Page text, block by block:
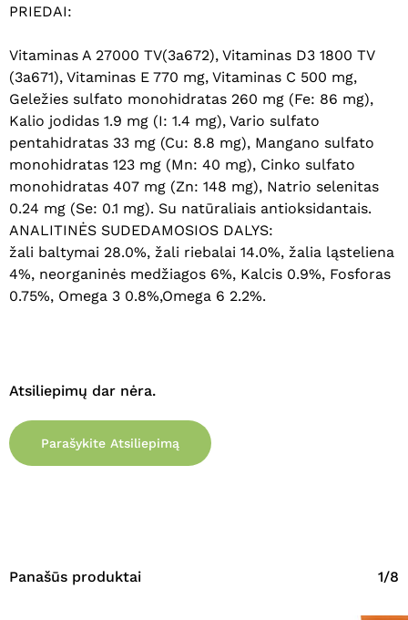
Krepšelyje nėra produktų.
Eiti Į Parduotuvę
PRIEDAI:
Vitaminas A 27000 TV(3a672), Vitaminas D3 1800 TV
(3a671), Vitaminas E 770 mg, Vitaminas C 500 mg,
Geležies sulfato monohidratas 260 mg (Fe: 86 mg),
Kalio jodidas 1.9 mg (I: 1.4 mg), Vario sulfato
pentahidratas 33 mg (Cu: 8.8 mg), Mangano sulfato
monohidratas 123 mg (Mn: 40 mg), Cinko sulfato
monohidratas 407 mg (Zn: 148 mg), Natrio selenitas
0.24 mg (Se: 0.1 mg). Su natūraliais antioksidantais.
ANALITINĖS SUDEDAMOSIOS DALYS:
žali baltymai 28.0%, žali riebalai 14.0%, žalia ląsteliena
4%, neorganinės medžiagos 6%, Kalcis 0.9%, Fosforas
0.75%, Omega 3 0.8%,Omega 6 2.2%.
Atsiliepimų dar nėra.
Parašykite Atsiliepimą
Panašūs produktai 1/8